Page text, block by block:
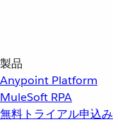
製品
Anypoint Platform
MuleSoft RPA
無料トライアル申込み